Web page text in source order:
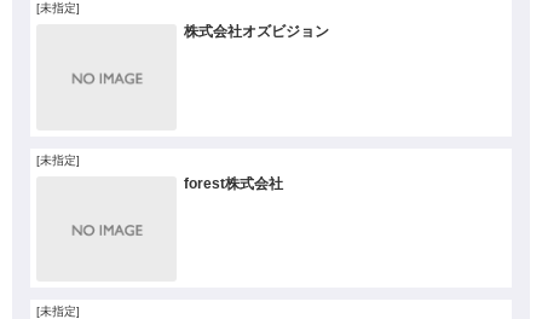
[未指定]
株式会社オズビジョン
[未指定]
forest株式会社
[未指定]